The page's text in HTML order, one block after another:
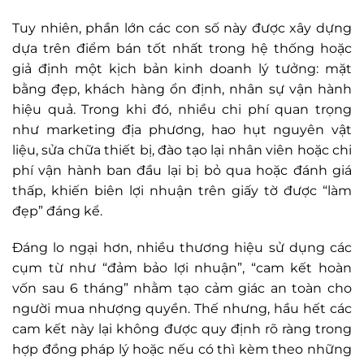
Tuy nhiên, phần lớn các con số này được xây dựng
dựa trên điểm bán tốt nhất trong hệ thống hoặc
giả định một kịch bản kinh doanh lý tưởng: mặt
bằng đẹp, khách hàng ổn định, nhân sự vận hành
hiệu quả. Trong khi đó, nhiều chi phí quan trọng
như marketing địa phương, hao hụt nguyên vật
liệu, sửa chữa thiết bị, đào tạo lại nhân viên hoặc chi
phí vận hành ban đầu lại bị bỏ qua hoặc đánh giá
thấp, khiến biên lợi nhuận trên giấy tờ được “làm
đẹp” đáng kể.
Đáng lo ngại hơn, nhiều thương hiệu sử dụng các
cụm từ như “đảm bảo lợi nhuận”, “cam kết hoàn
vốn sau 6 tháng” nhằm tạo cảm giác an toàn cho
người mua nhượng quyền. Thế nhưng, hầu hết các
cam kết này lại không được quy định rõ ràng trong
hợp đồng pháp lý hoặc nếu có thì kèm theo những